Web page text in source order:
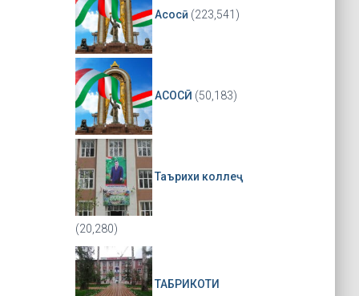
Асосӣ (223,541)
АСОСӢ (50,183)
Таърихи коллеҷ
(20,280)
ТАБРИКОТИ